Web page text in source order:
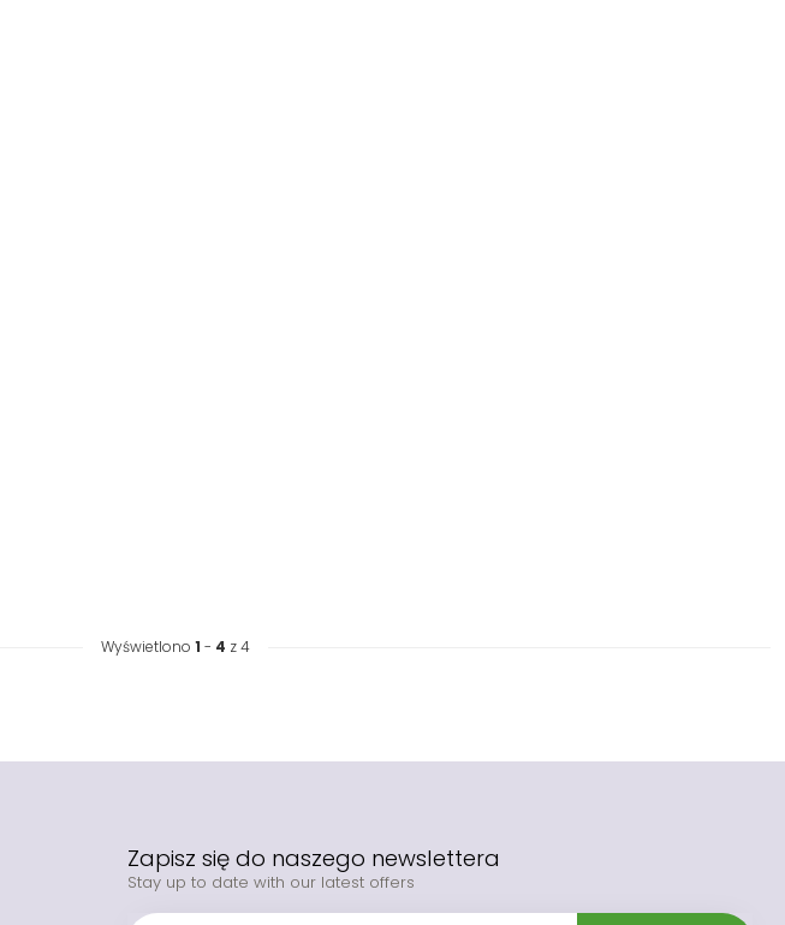
Wyświetlono 1 - 4 z 4
Zapisz się do naszego newslettera
Stay up to date with our latest offers